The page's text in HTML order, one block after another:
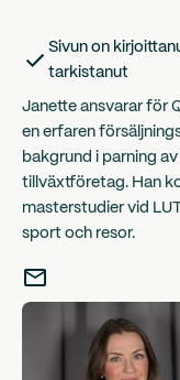
Sivun on
tarkistanut
Janette ansvarar för
en erfaren
bakgrund i parning
tillväxtföretag. Han
masterstudier vid
sport och resor.